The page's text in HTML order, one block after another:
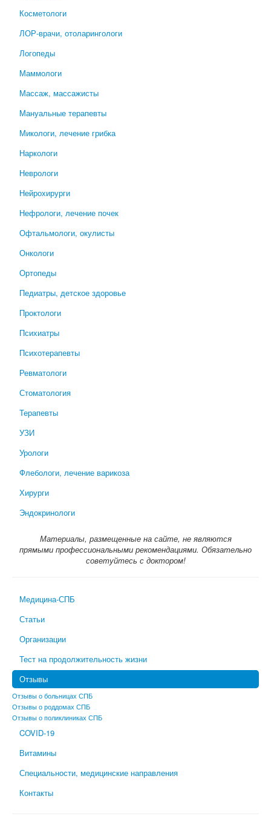
Косметологи
ЛОР-врачи, отоларингологи
Логопеды
Маммологи
Массаж, массажисты
Мануальные терапевты
Микологи, лечение грибка
Наркологи
Неврологи
Нейрохирурги
Нефрологи, лечение почек
Офтальмологи, окулисты
Онкологи
Ортопеды
Педиатры, детское здоровье
Проктологи
Психиатры
Психотерапевты
Ревматологи
Стоматология
Терапевты
УЗИ
Урологи
Флебологи, лечение варикоза
Хирурги
Эндокринологи
Материалы, размещенные на сайте, не являются
прямыми профессиональными рекомендациями. Обязательно
советуйтесь с доктором!
Медицина-СПБ
Статьи
Организации
Тест на продолжительность жизни
Отзывы
Отзывы о больницах СПБ
Отзывы о роддомах СПБ
Отзывы о поликлиниках СПБ
COVID-19
Витамины
Специальности, медицинские направления
Контакты